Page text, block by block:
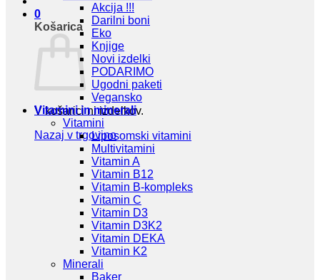
0
Košarica
V košarici ni izdelkov.
Nazaj v trgovino
Akcija !!!
Darilni boni
Eko
Knjige
Novi izdelki
PODARIMO
Ugodni paketi
Vegansko
Vitamini in minerali
Vitamini
Liposomski vitamini
Multivitamini
Vitamin A
Vitamin B12
Vitamin B-kompleks
Vitamin C
Vitamin D3
Vitamin D3K2
Vitamin DEKA
Vitamin K2
Minerali
Baker